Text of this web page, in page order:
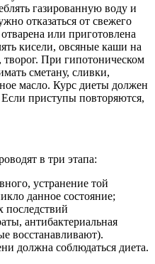
газированную воду и
отказаться от свежего
или приготовлена
кисели, овсяные каши на
При гипотоническом
сметану, сливки,
масло. Курс диеты должен
приступы повторяются,
в три этапа:
устранение той
данное состояние;
последствий
антибактериальная
восстанавливают).
должна соблюдаться диета.